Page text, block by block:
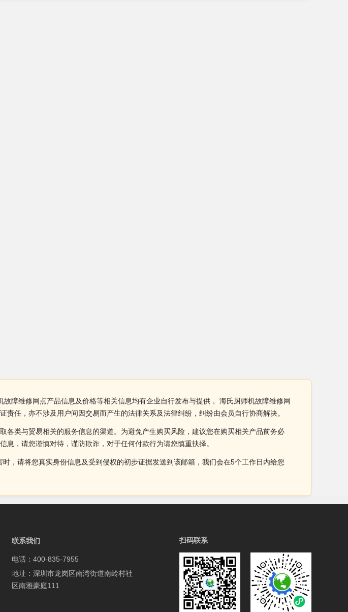
障维修网点产品信息及价格等相关信息均有企业自行发布与提供， 海氏厨师机故障维修网
任，亦不涉及用户间因交易而产生的法律关系及法律纠纷，纠纷由会员自行协商解决。
类与贸易相关的服务信息的渠道。为避免产生购买风险，建议您在购买相关产品前务必
，请您谨慎对待，谨防欺诈，对于任何付款行为请您慎重抉择。
，请将您真实身份信息及受到侵权的初步证据发送到该邮箱，我们会在5个工作日内给您
联系我们
电话：400-835-7955
地址：深圳市龙岗区南湾街道南岭村社
区南雅豪庭111
扫码联系